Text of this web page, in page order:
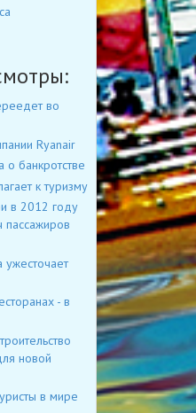
во
Ryanair
о банкротстве
к туризму
в 2012 году
пассажиров
ужесточает
- в
новой
в мире